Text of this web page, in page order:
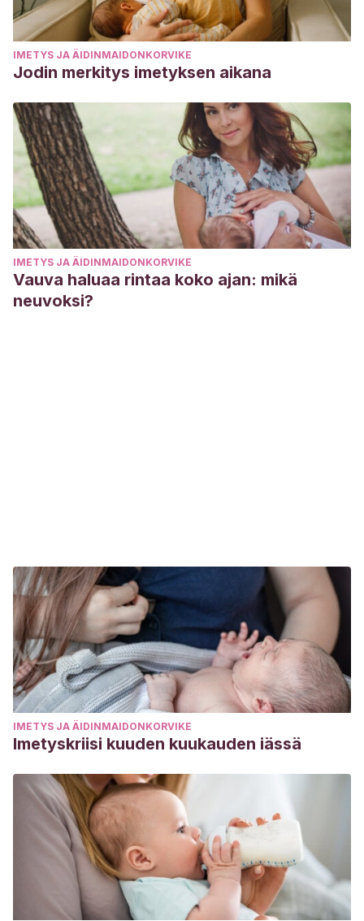
IMETYS JA ÄIDINMAIDONKORVIKE
Jodin merkitys imetyksen aikana
IMETYS JA ÄIDINMAIDONKORVIKE
Vauva haluaa rintaa koko ajan: mikä
neuvoksi?
IMETYS JA ÄIDINMAIDONKORVIKE
Imetyskriisi kuuden kuukauden iässä